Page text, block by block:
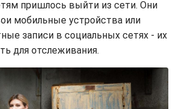
пришлось выйти из сети. Они
мобильные устройства или
записи в социальных сетях - их
для отслеживания.